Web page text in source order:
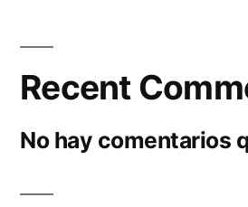
Recent
No hay comentarios